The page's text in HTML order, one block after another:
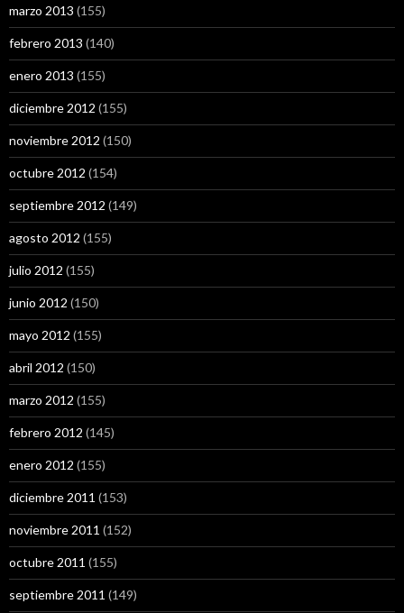
marzo 2013 (155)
febrero 2013 (140)
enero 2013 (155)
diciembre 2012 (155)
noviembre 2012 (150)
octubre 2012 (154)
septiembre 2012 (149)
agosto 2012 (155)
julio 2012 (155)
junio 2012 (150)
mayo 2012 (155)
abril 2012 (150)
marzo 2012 (155)
febrero 2012 (145)
enero 2012 (155)
diciembre 2011 (153)
noviembre 2011 (152)
octubre 2011 (155)
septiembre 2011 (149)